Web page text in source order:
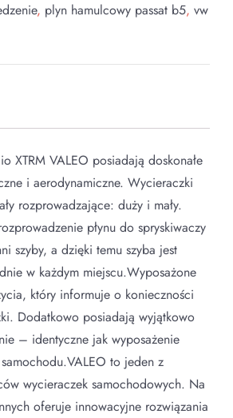
, plyn hamulcowy passat b5, vw
XTRM VALEO posiadają doskonałe
i aerodynamiczne. Wycieraczki
rozprowadzające: duży i mały.
płynu do spryskiwaczy
szyby, a dzięki temu szyba jest
w każdym miejscu.Wyposażone
który informuje o konieczności
Dodatkowo posiadają wyjątkowo
– identyczne jak wyposażenie
to jeden z
wycieraczek samochodowych. Na
oferuje innowacyjne rozwiązania